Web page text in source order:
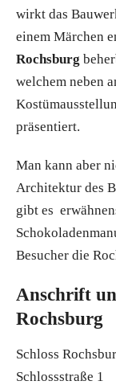
wirkt das
einem Märchen
Rochsburg
welchem neben
präsentiert.
Man kann aber
Architektur des
gibt es
Besucher die
Anschrift
Rochsburg
Schloss
Schlossstraße 1